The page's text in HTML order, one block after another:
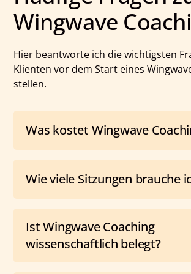
Wingwave
Hier beantworte ich die wichtigsten
Klienten vor dem Start eines
stellen.
Was kostet Wingwave
ab. Ich erstelle Ihnen gerne ein
Wie viele Sitzungen brauche
Kurzzeitmethode, oft reichen bereits
Sitzungen für spürbare Veränderungen.
Ist Wingwave Coaching
wissenschaftlich belegt?